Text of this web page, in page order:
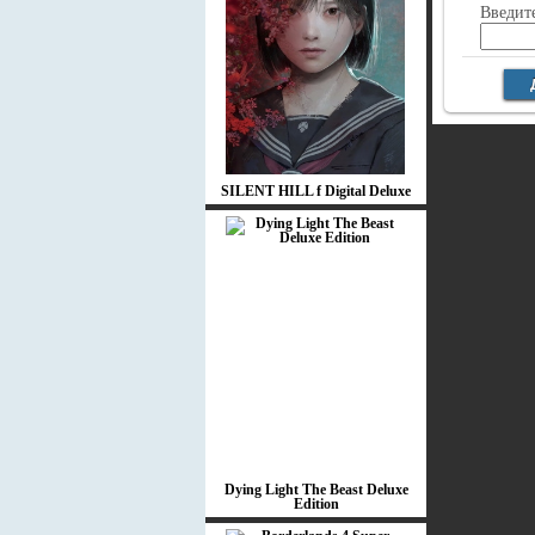
SILENT HILL f Digital Deluxe
Dying Light The Beast Deluxe
Edition